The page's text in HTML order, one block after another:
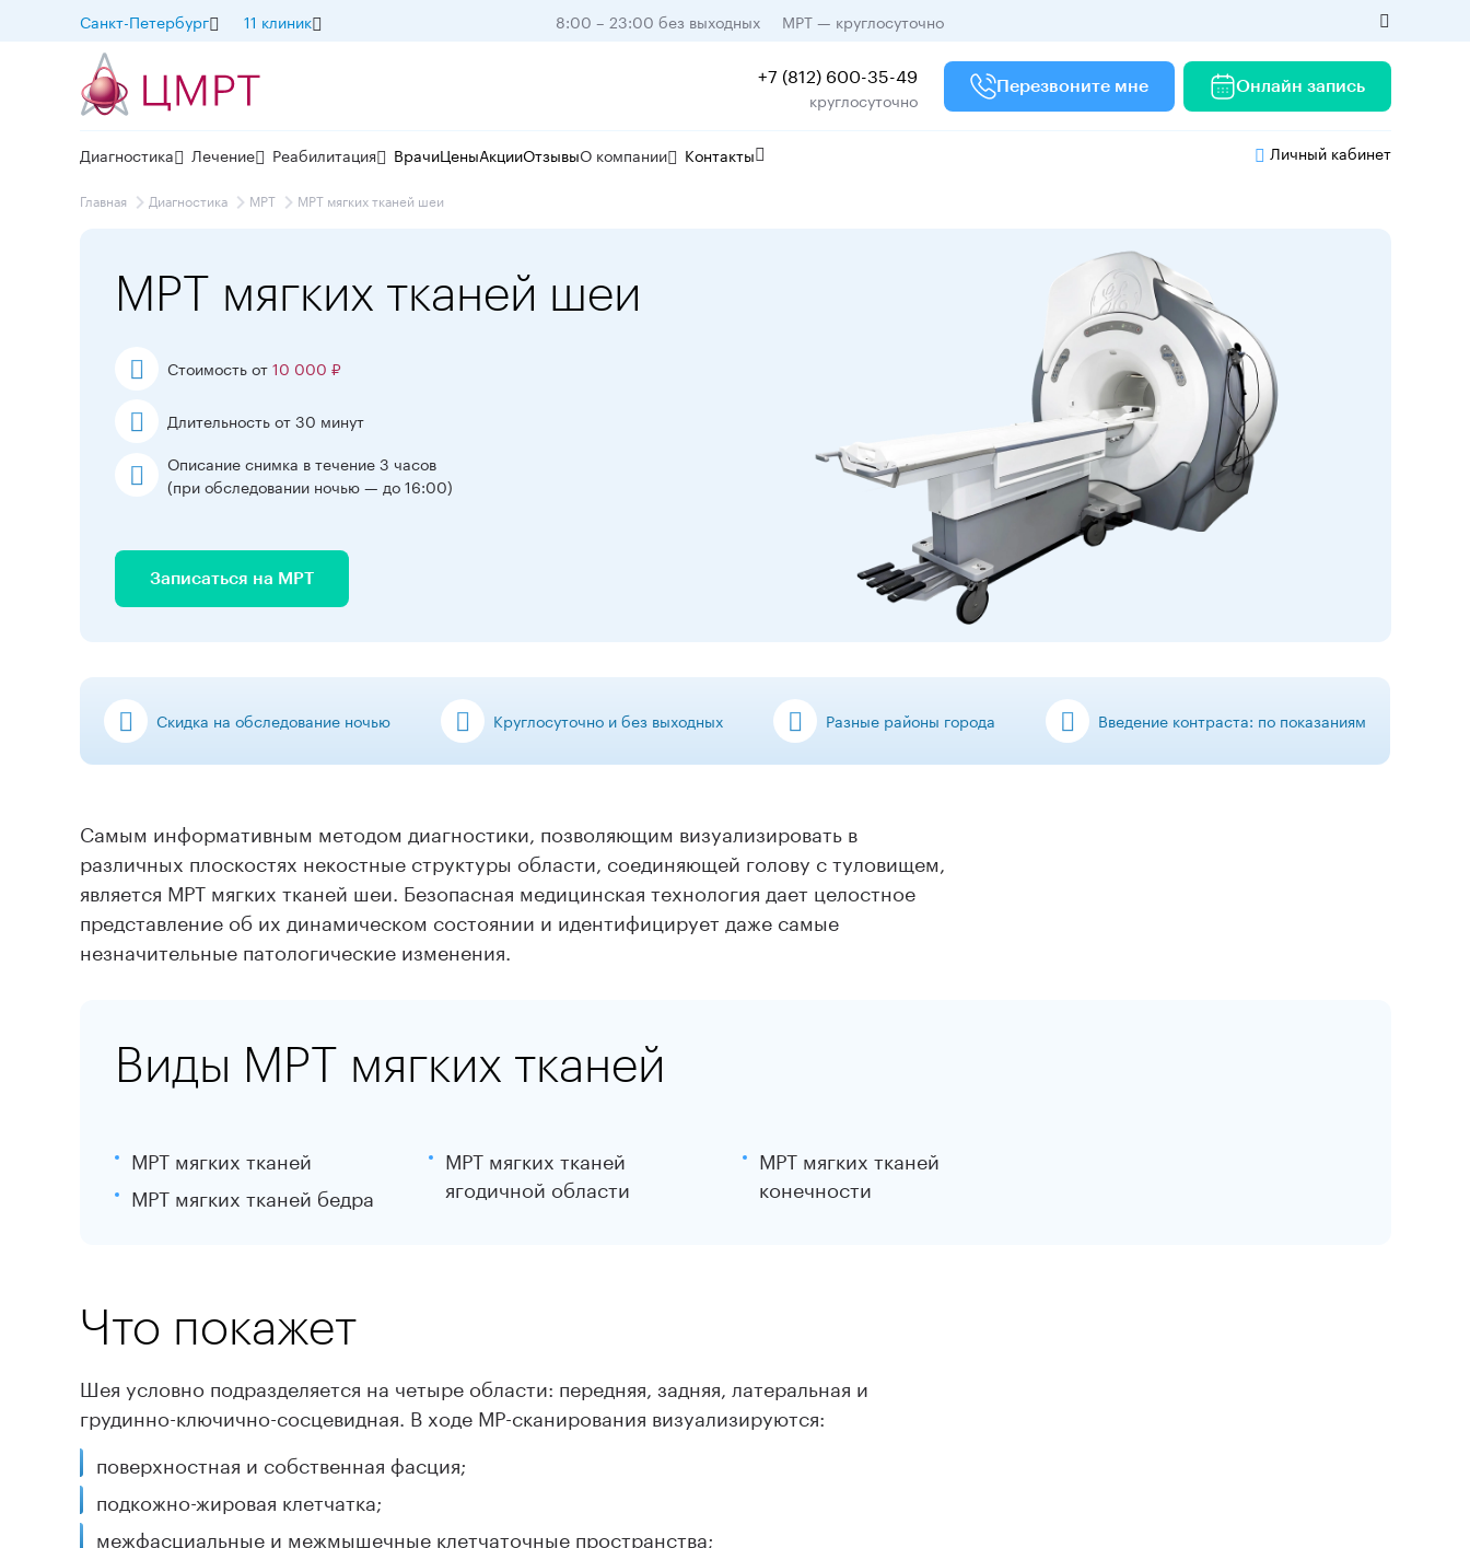
Санкт-Петербург 11 клиник 8:00 – 23:00 без выходных МРТ — круглосуточно
+7 (812) 600-35-49
круглосуточно
Перезвоните мне Онлайн запись
Диагностика Лечение Реабилитация ВрачиЦеныАкцииОтзывыО компании Контакты Личный кабинет
Главная Диагностика МРТ МРТ мягких тканей шеи
МРТ мягких тканей шеи
Стоимость от10 000 ₽
Длительность от 30 минут
Описание снимка в течение 3 часов
(при обследовании ночью — до 16:00)
Записаться на МРТ
Скидка на обследование ночью Круглосуточно и без выходных Разные районы города Введение контраста: по показаниям
Самым информативным методом диагностики, позволяющим визуализировать в
различных плоскостях некостные структуры области, соединяющей голову с туловищем,
является МРТ мягких тканей шеи. Безопасная медицинская технология дает целостное
представление об их динамическом состоянии и идентифицирует даже самые
незначительные патологические изменения.
Виды МРТ мягких тканей
МРТ мягких тканей
МРТ мягких тканей бедра
МРТ мягких тканей
ягодичной области
МРТ мягких тканей
конечности
Что покажет
Шея условно подразделяется на четыре области: передняя, задняя, латеральная и
грудинно-ключично-сосцевидная. В ходе МР-сканирования визуализируются:
поверхностная и собственная фасция;
подкожно-жировая клетчатка;
межфасциальные и межмышечные клетчаточные пространства;